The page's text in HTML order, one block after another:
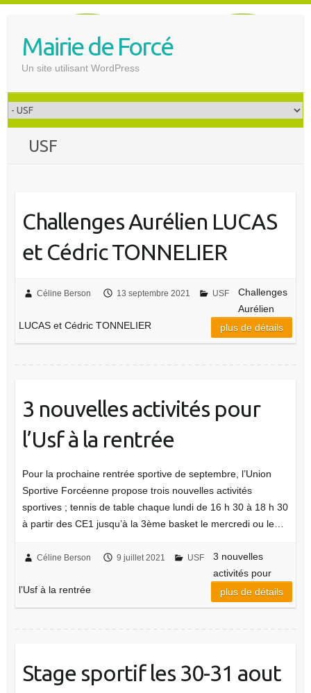
Mairie de Forcé
Un site utilisant WordPress
USF
Challenges Aurélien LUCAS
et Cédric TONNELIER
Céline Berson 13 septembre 2021 USF
Challenges
Aurélien
LUCAS et Cédric TONNELIER
plus de détails
3 nouvelles activités pour
l’Usf à la rentrée
Pour la prochaine rentrée sportive de septembre, l’Union
Sportive Forcéenne propose trois nouvelles activités
sportives ; tennis de table chaque lundi de 16 h 30 à 18 h 30
à partir des CE1 jusqu’à la 3ème basket le mercredi ou le…
Céline Berson 9 juillet 2021 USF
3 nouvelles
activités pour
l’Usf à la rentrée
plus de détails
Stage sportif les 30-31 aout